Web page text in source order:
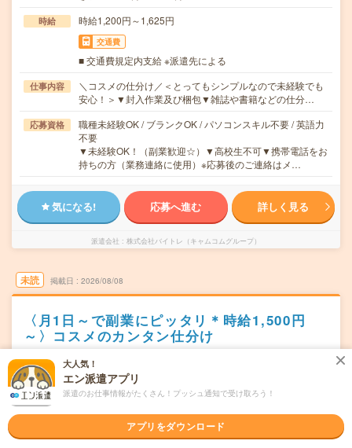
時給 時給1,200円～1,625円
交通費
■ 交通費規定内支給 ※派遣先による
仕事内容
＼コスメの仕分け／＜とってもシンプルなので未経験でも
安心！＞▼封入作業及び梱包▼雑誌や書籍などの仕分…
応募資格
職種未経験OK / ブランクOK / パソコンスキル不要 / 英語力
不要
▼未経験OK！（副業歓迎☆）▼高校生不可▼携帯電話をお
持ちの方（業務連絡に使用）※応募後のご連絡はメ…
気になる! 応募へ進む 詳しく見る
派遣会社 株式会社バイトレ（キャムコムグループ）
未読 掲載日 2026/08/08
〈月1日～で副業にピッタリ＊時給1,500円
～〉コスメのカンタン仕分け
職種未経験OK
勤務地
栃木県宇都宮市
宇都宮駅からバイク・車---分／東武宇都宮駅からバイク・
車---分／雀宮駅からバイク・車---分／南宇都宮駅からバイ
ク・車---分／岡本(栃木県)駅からバイク・車---分
大人気！
エン派遣アプリ
派遣のお仕事情報がたくさん！プッシュ通知で受け取ろう！
アプリをダウンロード